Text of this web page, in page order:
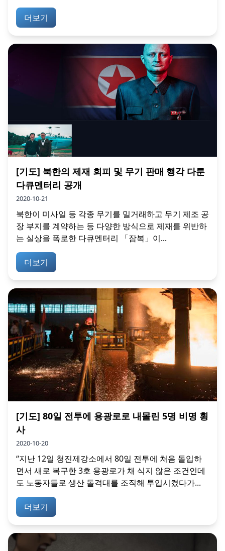
더보기
[기도] 북한의 제재 회피 및 무기 판매 행각 다룬
다큐멘터리 공개
2020-10-21
북한이 미사일 등 각종 무기를 밀거래하고 무기 제조 공
장 부지를 계약하는 등 다양한 방식으로 제재를 위반하
는 실상을 폭로한 다큐멘터리 「잠복」이...
더보기
[기도] 80일 전투에 용광로로 내몰린 5명 비명 횡
사
2020-10-20
“지난 12일 청진제강소에서 80일 전투에 처음 돌입하
면서 새로 복구한 3호 용광로가 채 식지 않은 조건인데
도 노동자들로 생산 돌격대를 조직해 투입시켰다가...
더보기